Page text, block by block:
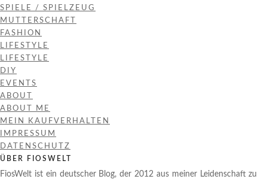
SPIELE / SPIELZEUG
MUTTERSCHAFT
FASHION
LIFESTYLE
LIFESTYLE
DIY
EVENTS
ABOUT
ABOUT ME
MEIN KAUFVERHALTEN
IMPRESSUM
DATENSCHUTZ
ÜBER FIOSWELT
FiosWelt ist ein deutscher Blog, der 2012 aus meiner Leidenschaft